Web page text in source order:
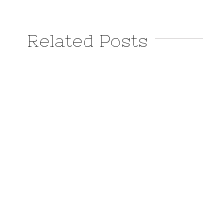
Related Posts